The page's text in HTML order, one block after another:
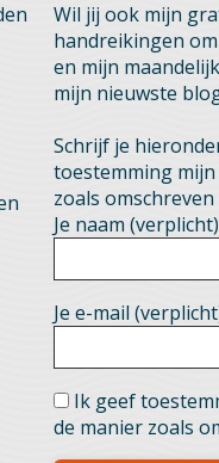
Wil jij ook mijn
handreikingen
en mijn
mijn nieuwste
Schrijf je
toestemming
zoals
Je naam (verplicht)
Je e-mail
Ik geef
de manier zoals